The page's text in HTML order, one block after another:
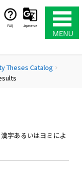
FAQ Japanese
Theses Catalog chevron_right
字あるいはヨミによ